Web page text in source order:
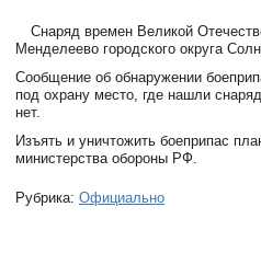
Снаряд времен Великой
Менделеево городского округа
Сообщение об обнаружении
под охрану место, где нашли
нет.
Изъять и уничтожить боеприпас
министерства обороны РФ.
Рубрика: Официально